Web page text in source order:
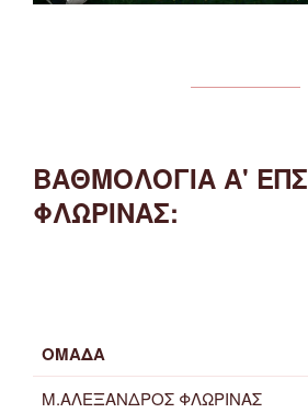
ΒΑΘΜΟΛΟΓΙΑ Α' ΕΠΣ
ΦΛΩΡΙΝΑΣ:
ΟΜΑΔΑ
Μ.ΑΛΕΞΑΝΔΡΟΣ ΦΛΩΡΙΝΑΣ